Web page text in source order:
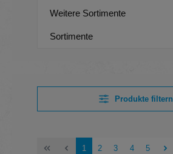
Weitere Sortimente
Sortimente
Produkte filtern
Seite
1 Seite
2 Seite
3 Seite
4 Seite
5